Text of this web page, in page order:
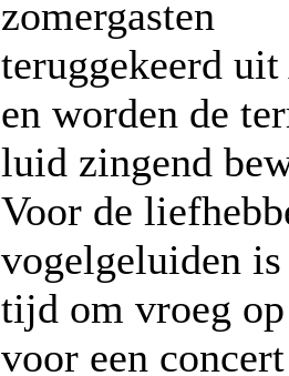
zomergasten
teruggekeerd
en worden de
luid zingend
Voor de
vogelgeluiden
tijd om vroeg op
voor een